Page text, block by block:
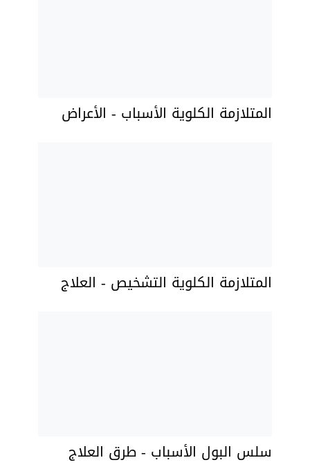
المتلازمة الكلوية الأسباب - الأعراض
المتلازمة الكلوية التشخيص - العلاج
سلس البول الأسباب - طرق العلاج